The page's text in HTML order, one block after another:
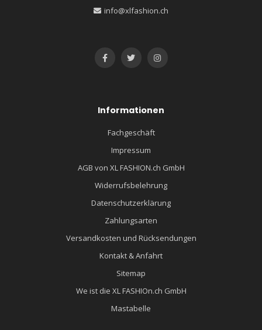
info@xlfashion.ch
Informationen
Fachgeschäft
Impressum
AGB von XL FASHION.ch GmbH
Widerrufsbelehrung
Datenschutzerklärung
Zahlungsarten
Versandkosten und Rücksendungen
Kontakt & Anfahrt
Sitemap
We ist die XL FASHIOn.ch GmbH
Mastabelle